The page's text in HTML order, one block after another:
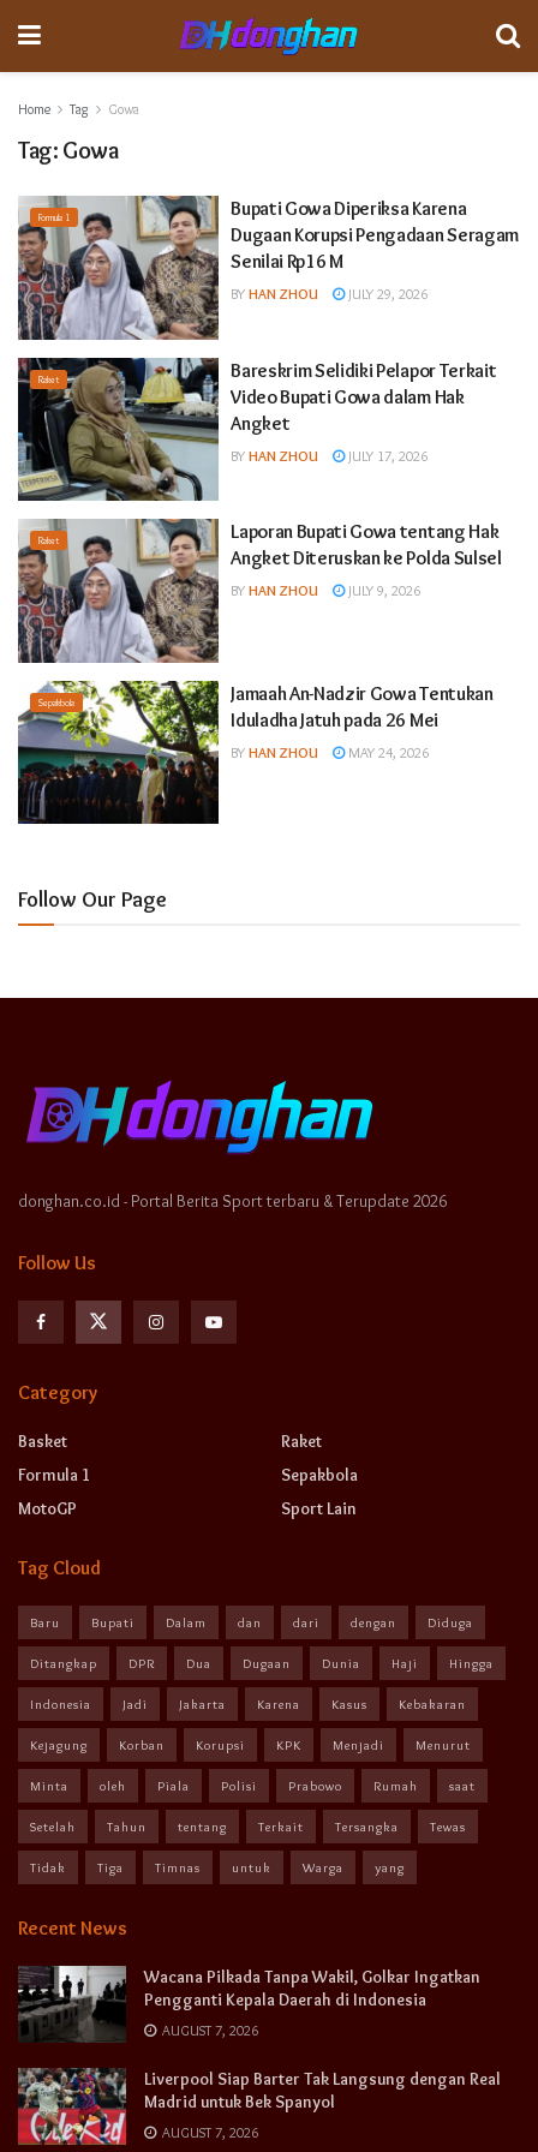
Home Tag Gowa
Tag: Gowa
Formula 1
Bupati Gowa Diperiksa Karena
Dugaan Korupsi Pengadaan Seragam
Senilai Rp16 M
BY HAN ZHOU JULY 29, 2026
Raket
Bareskrim Selidiki Pelapor Terkait
Video Bupati Gowa dalam Hak
Angket
BY HAN ZHOU JULY 17, 2026
Raket
Laporan Bupati Gowa tentang Hak
Angket Diteruskan ke Polda Sulsel
BY HAN ZHOU JULY 9, 2026
Sepakbola
Jamaah An-Nadzir Gowa Tentukan
Iduladha Jatuh pada 26 Mei
BY HAN ZHOU MAY 24, 2026
Follow Our Page
donghan.co.id - Portal Berita Sport terbaru & Terupdate 2026
Follow Us
Category
Basket
Formula 1
MotoGP
Raket
Sepakbola
Sport Lain
Tag Cloud
Baru Bupati Dalam dan dari dengan Diduga
Ditangkap DPR Dua Dugaan Dunia Haji Hingga
Indonesia Jadi Jakarta Karena Kasus Kebakaran
Kejagung Korban Korupsi KPK Menjadi Menurut
Minta oleh Piala Polisi Prabowo Rumah saat
Setelah Tahun tentang Terkait Tersangka Tewas
Tidak Tiga Timnas untuk Warga yang
Recent News
Wacana Pilkada Tanpa Wakil, Golkar Ingatkan
Pengganti Kepala Daerah di Indonesia
AUGUST 7, 2026
Liverpool Siap Barter Tak Langsung dengan Real
Madrid untuk Bek Spanyol
AUGUST 7, 2026